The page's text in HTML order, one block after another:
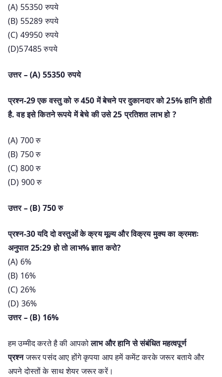
(A) 55350 रुपये
(B) 55289 रुपये
(C) 49950 रुपये
(D)57485 रुपये
उत्तर – (A) 55350 रुपये
प्रश्न-29 एक वस्तु को रु 450 में बेचने पर दुकानदार को 25% हानि होती
है. वह इसे कितने रूपये में बेचे की उसे 25 प्रतिशत लाभ हो ?
(A) 700 रु
(B) 750 रु
(C) 800 रु
(D) 900 रु
उत्तर – (B) 750 रु
प्रश्न-30 यदि दो वस्तुओं के क्रय मूल्य और विक्रय मुक्य का क्रमशः
अनुपात 25:29 हो तो लाभ% ज्ञात करो?
(A) 6%
(B) 16%
(C) 26%
(D) 36%
उत्तर – (B) 16%
हम उम्मीद करते है की आपकोलाभ और हानि से संबंधित महत्वपूर्ण
प्रश्नजरूर पसंद आए होंगे कृपया आप हमें कमेंट करके जरूर बताये और
अपने दोस्तों के साथ शेयर जरूर करें।